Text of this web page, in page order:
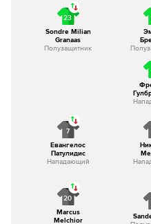
23
Sondre Milian
Granaas
Полузащитник
20
Marcus
Melchior
7
Евангелос
Патулидис
Нападающий